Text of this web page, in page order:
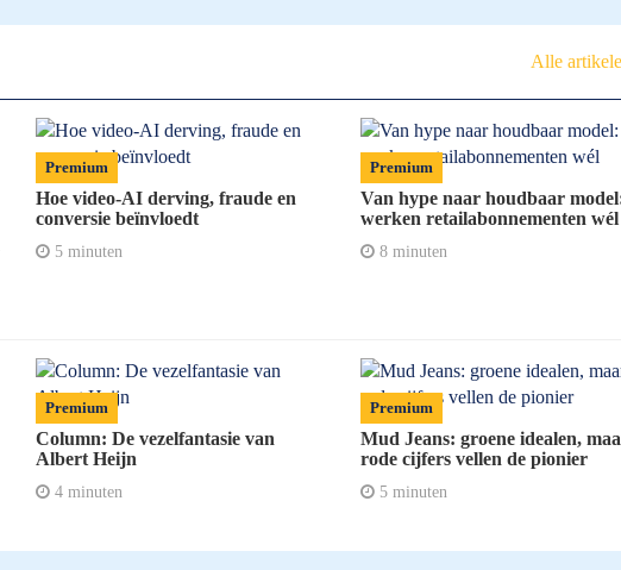
Alle
Premium
Hoe video-AI derving, fraude en
conversie beïnvloedt
5 minuten
Premium
Van hype naar houdbaar
werken retailabonnementen wél
8 minuten
Premium
Column: De vezelfantasie van
Albert Heijn
4 minuten
Premium
Mud Jeans: groene idealen,
rode cijfers vellen de pionier
5 minuten